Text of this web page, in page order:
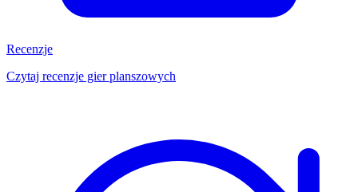
Recenzje
Czytaj recenzje gier planszowych